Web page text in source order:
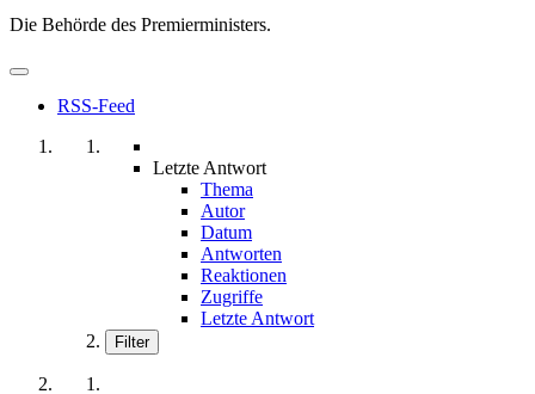
Die Behörde des Premierministers.
RSS-Feed
Letzte Antwort
Thema
Autor
Datum
Antworten
Reaktionen
Zugriffe
Letzte Antwort
Filter